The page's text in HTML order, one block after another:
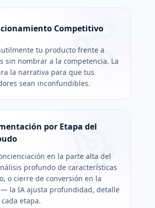
Competitivo
tu producto frente a
sin nombrar a la competencia. La
la narrativa para que tus
sean inconfundibles.
por Etapa del
en la parte alta del
profundo de características
o cierre de conversión en la
la IA ajusta profundidad, detalle
cada etapa.